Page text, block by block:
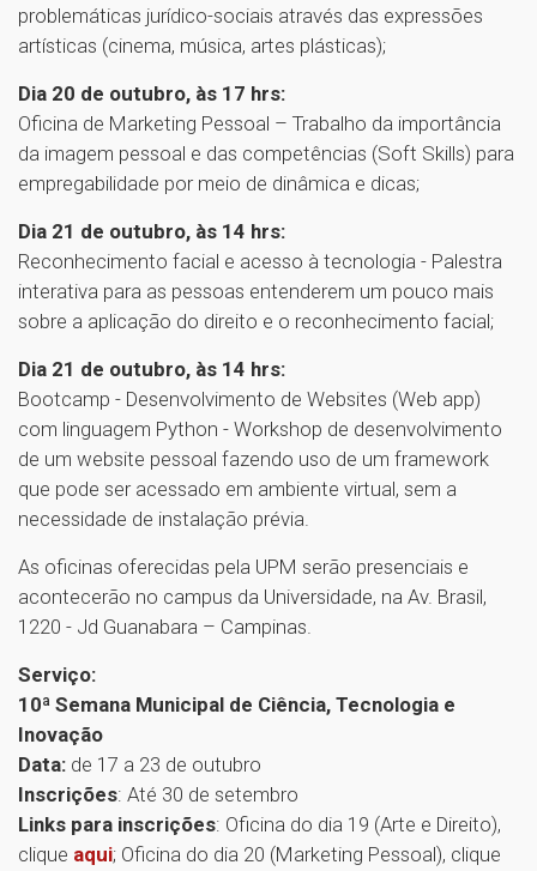
problemáticas jurídico-sociais através das expressões
artísticas (cinema, música, artes plásticas);
Dia 20 de outubro, às 17 hrs:
Oficina de Marketing Pessoal – Trabalho da importância
da imagem pessoal e das competências (Soft Skills) para
empregabilidade por meio de dinâmica e dicas;
Dia 21 de outubro, às 14 hrs:
Reconhecimento facial e acesso à tecnologia - Palestra
interativa para as pessoas entenderem um pouco mais
sobre a aplicação do direito e o reconhecimento facial;
Dia 21 de outubro, às 14 hrs:
Bootcamp - Desenvolvimento de Websites (Web app)
com linguagem Python - Workshop de desenvolvimento
de um website pessoal fazendo uso de um framework
que pode ser acessado em ambiente virtual, sem a
necessidade de instalação prévia.
As oficinas oferecidas pela UPM serão presenciais e
acontecerão no campus da Universidade, na Av. Brasil,
1220 - Jd Guanabara – Campinas.
Serviço:
10ª Semana Municipal de Ciência, Tecnologia e
Inovação
Data: de 17 a 23 de outubro
Inscrições: Até 30 de setembro
Links para inscrições: Oficina do dia 19 (Arte e Direito),
clique aqui; Oficina do dia 20 (Marketing Pessoal), clique